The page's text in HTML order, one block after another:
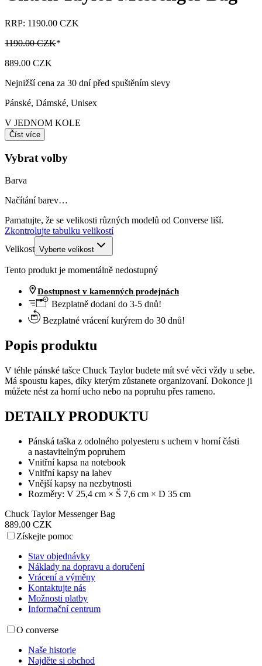
RRP: 1190.00 CZK
1190.00 CZK*
889.00 CZK
Nejnižší cena za 30 dní před spuštěním slevy
Pánské, Dámské, Unisex
V JEDNOM KOLE
Číst více
Vybrat volby
Barva
Načítání barev…
Pamatujte, že se velikosti různých modelů od Converse liší.
Zkontrolujte tabulku velikostí
Velikost Vyberte velikost
Tento produkt je momentálně nedostupný
Dostupnost v kamenných prodejnách
Bezplatně dodani do 3-5 dnů!
Bezplatné vrácení kurýrem do 30 dnů!
Popis produktu
V téhle pánské tašce Chuck Taylor budete mít své věci vždy u sebe.
Má spoustu kapes, díky kterým zůstanete organizovaní. Dokonce ji
můžete nést za horní ucho nebo na popruhu přes rameno.
DETAILY PRODUKTU
Pánská taška z odolného polyesteru s uchem v horní části
a nastavitelným popruhem
Vnitřní kapsa na notebook
Vnitřní kapsy na lahev
Vnější kapsy na nezbytnosti
Rozměry: V 25,4 cm × Š 7,6 cm × D 35 cm
Chuck Taylor Messenger Bag
889.00 CZK
Získejte pomoc
Stav objednávky
Náklady na dopravu a doručení
Vrácení a výměny
Kontaktujte nás
Možnosti platby
Informační centrum
O converse
Naše historie
Najděte si obchod